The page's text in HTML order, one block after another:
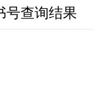
号查询结果